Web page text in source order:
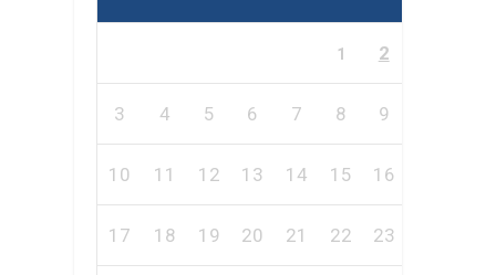
1 2
3 4 5 6 7 8 9
10 11 12 13 14 15 16
17 18 19 20 21 22 23